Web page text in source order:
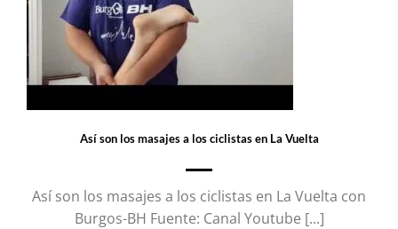
Así son los masajes a los ciclistas en La Vuelta
Así son los masajes a los ciclistas en La Vuelta con
Burgos-BH Fuente: Canal Youtube [...]